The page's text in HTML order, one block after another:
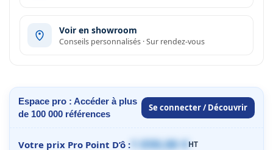
Voir en showroom
Conseils personnalisés · Sur rendez-vous
Espace pro : Accéder à plus
de 100 000 références
Se connecter / Découvrir
Votre prix Pro Point D’ô : 1 059,00 €HT